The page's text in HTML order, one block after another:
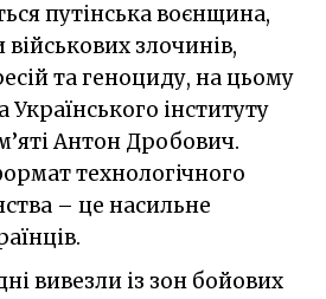
путінська воєнщина,
злочинів,
та геноциду, на цьому
Українського інституту
Антон Дробович.
технологічного
– це насильне
вивезли із зон бойових